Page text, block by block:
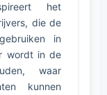
het
die de
in
wordt in de
waar
kunnen